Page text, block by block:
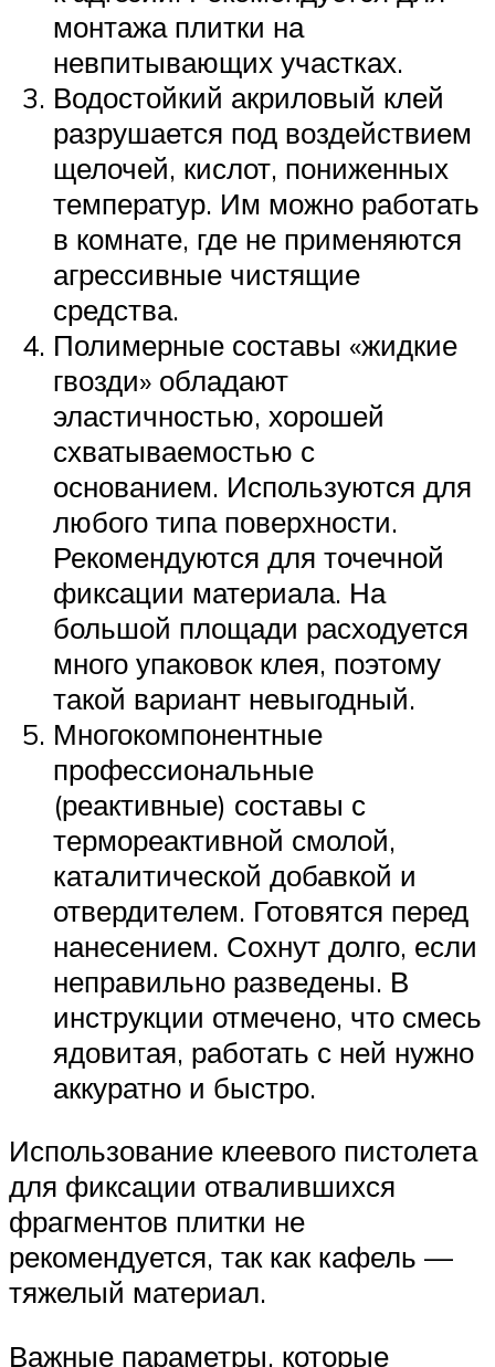
монтажа плитки на
невпитывающих участках.
Водостойкий акриловый клей
разрушается под воздействием
щелочей, кислот, пониженных
температур. Им можно работать
в комнате, где не применяются
агрессивные чистящие
средства.
Полимерные составы «жидкие
гвозди» обладают
эластичностью, хорошей
схватываемостью с
основанием. Используются для
любого типа поверхности.
Рекомендуются для точечной
фиксации материала. На
большой площади расходуется
много упаковок клея, поэтому
такой вариант невыгодный.
Многокомпонентные
профессиональные
(реактивные) составы с
термореактивной смолой,
каталитической добавкой и
отвердителем. Готовятся перед
нанесением. Сохнут долго, если
неправильно разведены. В
инструкции отмечено, что смесь
ядовитая, работать с ней нужно
аккуратно и быстро.
Использование клеевого пистолета
для фиксации отвалившихся
фрагментов плитки не
рекомендуется, так как кафель —
тяжелый материал.
Важные параметры, которые